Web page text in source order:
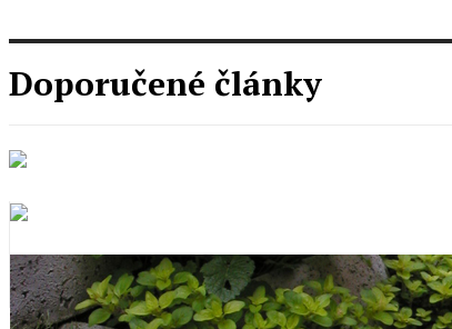
Doporučené články